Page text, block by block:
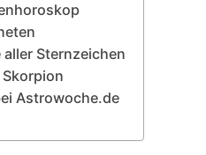
Sternzeichen
Astrowoche.de